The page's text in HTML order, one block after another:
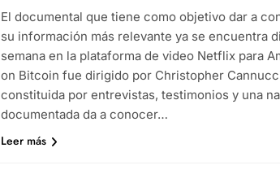
El documental que tiene como objetivo dar a
su información más relevante ya se encuentra
semana en la plataforma de video Netflix para
on Bitcoin fue dirigido por Christopher
constituida por entrevistas, testimonios y una
documentada da a conocer…
Leer más